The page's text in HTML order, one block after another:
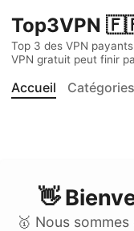
Top3VPN
Top 3 des VPN
VPN gratuit peut finir
Accueil Catégories
👋
🥇 Nous